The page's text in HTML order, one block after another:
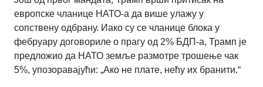
европске чланице НАТО-а да више улажу у
сопствену одбрану. Иако су се чланице блока у
фебруару договориле о прагу од 2% БДП-а, Трамп је
предложио да НАТО земље размотре трошење чак
5%, упозоравајући: „Ако не плате, нећу их бранити.“